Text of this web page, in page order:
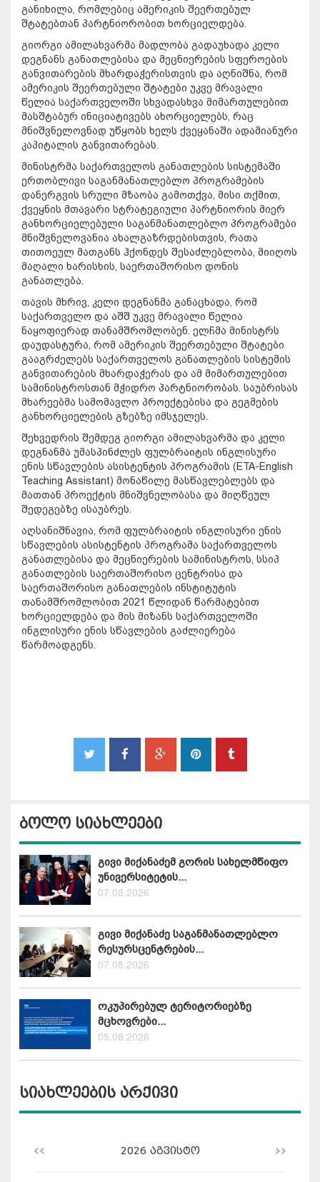
განიხილა, რომლებიც ამერიკის შეერთებულ
შტატებთან პარტნიორობით ხორციელდება.
გიორგი ამილახვარმა მადლობა გადაუხადა კელი
დეგნანს განათლებისა და მეცნიერების სფეროების
განვითარების მხარდაჭერისთვის და აღნიშნა, რომ
ამერიკის შეერთებული შტატები უკვე მრავალი
წელია საქართველოში სხვადასხვა მიმართულებით
მასშტაბურ ინიციატივებს ახორციელებს, რაც
მნიშვნელოვნად უწყობს ხელს ქვეყანაში ადამიანური
კაპიტალის განვითარებას.
მინისტრმა საქართველოს განათლების სისტემაში
ერთობლივი საგანმანათლებლო პროგრამების
დანერგვის სრული მზაობა გამოთქვა, მისი თქმით,
ქვეყნის მთავარი სტრატეგიული პარტნიორის მიერ
განხორციელებული საგანმანათლებლო პროგრამები
მნიშვნელოვანია ახალგაზრდებისთვის, რათა
თითოეულ მათგანს ჰქონდეს შესაძლებლობა, მიიღოს
მაღალი ხარისხის, საერთაშორისო დონის
განათლება.
თავის მხრივ, კელი დეგნანმა განაცხადა, რომ
საქართველო და აშშ უკვე მრავალი წელია
ნაყოფიერად თანამშრომლობენ. ელჩმა მინისტრს
დაუდასტურა, რომ ამერიკის შეერთებული შტატები
გააგრძელებს საქართველოს განათლების სისტემის
განვითარების მხარდაჭერას და ამ მიმართულებით
სამინისტროსთან მჭიდრო პარტნიორობას. საუბრისას
მხარეებმა სამომავლო პროექტებისა და გეგმების
განხორციელების გზებზე იმსჯელეს.
შეხვედრის შემდეგ გიორგი ამილახვარმა და კელი
დეგნანმა უმასპინძლეს ფულბრაიტის ინგლისური
ენის სწავლების ასისტენტის პროგრამის (ETA-English
Teaching Assistant) მონაწილე მასწავლებლებს და
მათთან პროექტის მნიშვნელობასა და მიღწეულ
შედეგებზე ისაუბრეს.
აღსანიშნავია, რომ ფულბრაიტის ინგლისური ენის
სწავლების ასისტენტის პროგრამა საქართველოს
განათლებისა და მეცნიერების სამინისტროს, სსიპ
განათლების საერთაშორისო ცენტრისა და
საერთაშორისო განათლების ინსტიტუტის
თანამშრომლობით 2021 წლიდან წარმატებით
ხორციელდება და მის მიზანს საქართველოში
ინგლისური ენის სწავლების გაძლიერება
წარმოადგენს.
ბოლო სიახლეები
გივი მიქანაძემ გორის სახელმწიფო
უნივერსიტეტის...
07.08.2026
გივი მიქანაძე საგანმანათლებლო
რესურსცენტრების...
07.08.2026
ოკუპირებულ ტერიტორიებზე
მცხოვრები...
05.08.2026
სიახლეების არქივი
<< 2026 აგვისტო >>